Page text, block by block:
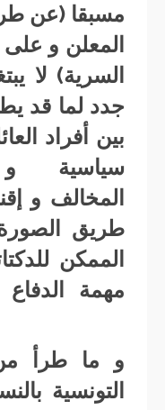
مسبقا (عن
المعلن و
السرية) لا
جدد لما قد
بين أفراد
سياسية و
المخالف و
طريق الصورة
الممكن
مهمة
و ما طرأ
التونسية